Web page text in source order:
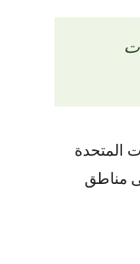
المتحدة
مناطق